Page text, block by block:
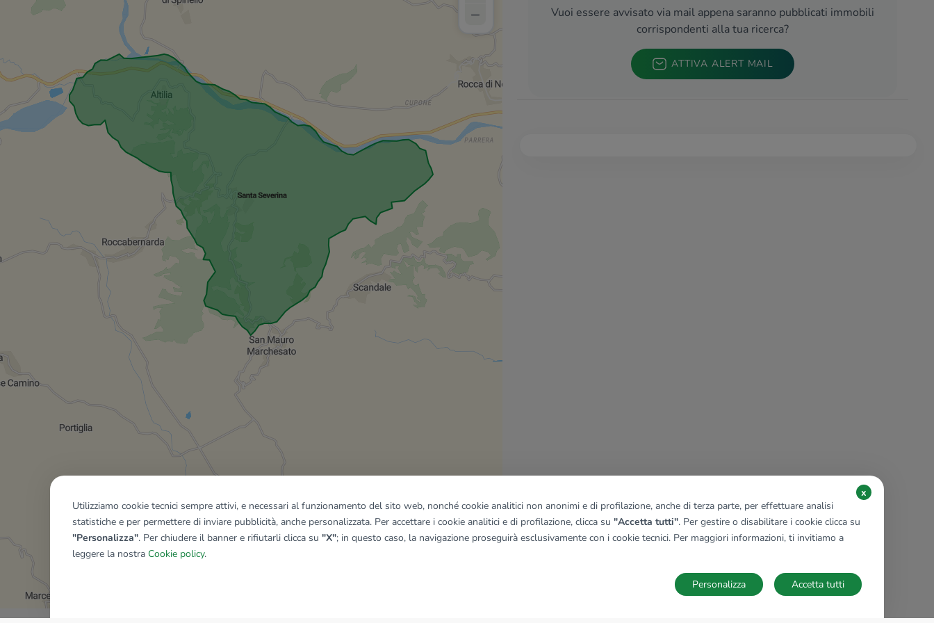
Vuoi essere avvisato via mail appena saranno pubblicati immobili
corrispondenti alla tua ricerca?
ATTIVA ALERT MAIL
–
Mostra tutti gli immobili del riquadro
Utilizziamo cookie tecnici sempre attivi, e necessari al funzionamento del sito web, nonché cookie analitici non anonimi e di profilazione, anche di terza parte, per effettuare analisi
statistiche e per permettere di inviare pubblicità, anche personalizzata. Per accettare i cookie analitici e di profilazione, clicca su "Accetta tutti". Per gestire o disabilitare i cookie clicca su
"Personalizza". Per chiudere il banner e rifiutarli clicca su "X"; in questo caso, la navigazione proseguirà esclusivamente con i cookie tecnici. Per maggiori informazioni, ti invitiamo a
leggere la nostra Cookie policy.
x
Accetta tutti
Personalizza